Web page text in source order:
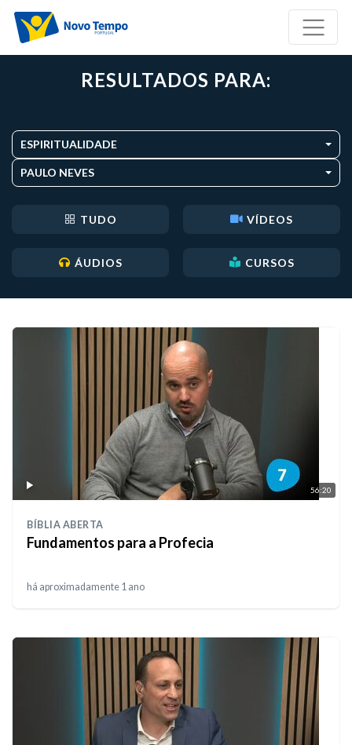
RESULTADOS PARA:
ESPIRITUALIDADE
PAULO NEVES
TUDO VÍDEOS
ÁUDIOS CURSOS
56:20
BÍBLIA ABERTA
Fundamentos para a Profecia
há aproximadamente 1 ano